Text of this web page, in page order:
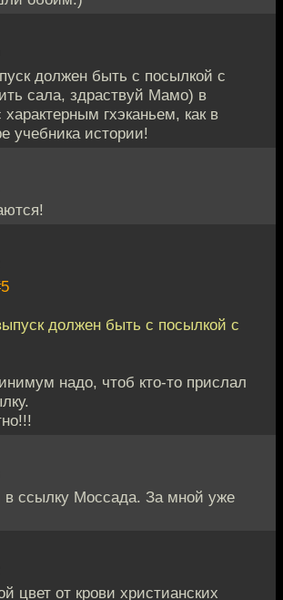
должен быть с посылкой с
сала, здраствуй Мамо) в
гхэканьем, как в
учебника истории!
должен быть с посылкой с
надо, чтоб кто-то прислал
в ссылку Моссада. За мной уже
цвет от крови христианских